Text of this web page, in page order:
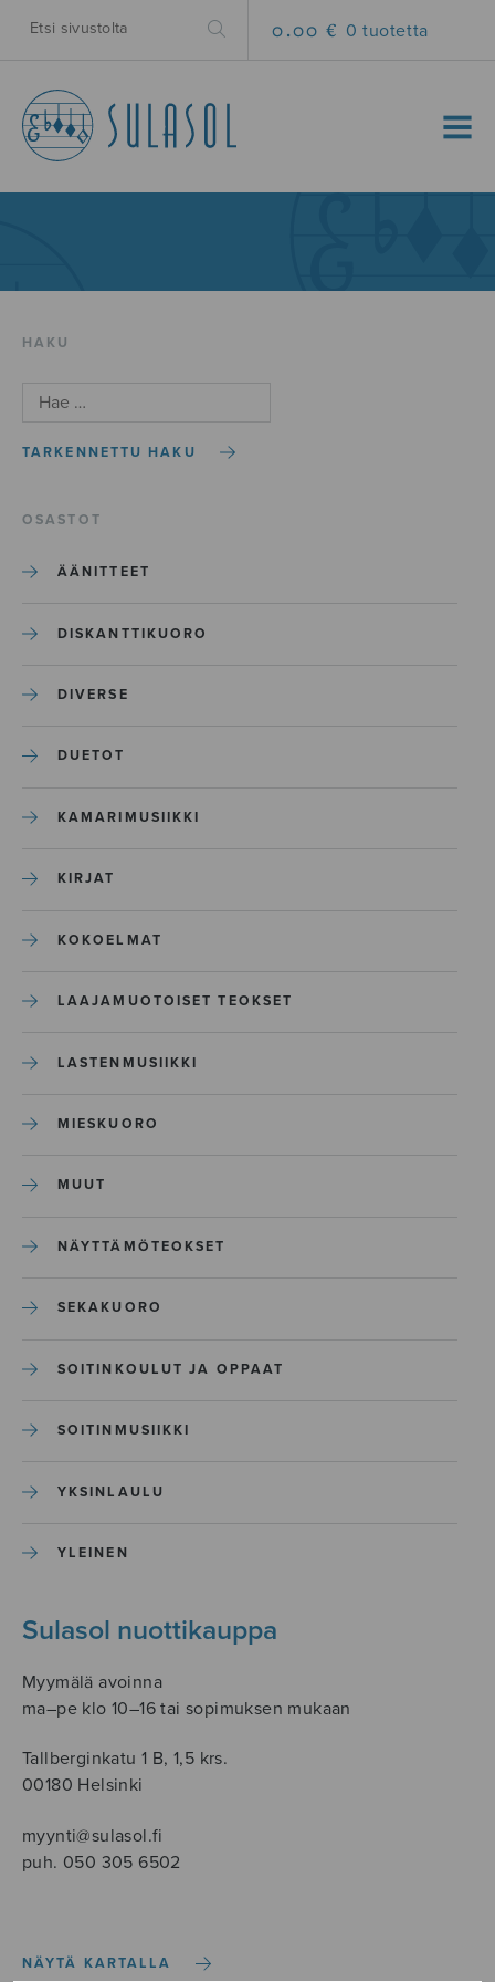
0.00 € 0 tuotetta
MENU
HAKU
TARKENNETTU HAKU
OSASTOT
ÄÄNITTEET
DISKANTTIKUORO
DIVERSE
DUETOT
KAMARIMUSIIKKI
KIRJAT
KOKOELMAT
LAAJAMUOTOISET TEOKSET
LASTENMUSIIKKI
MIESKUORO
MUUT
NÄYTTÄMÖTEOKSET
SEKAKUORO
SOITINKOULUT JA OPPAAT
SOITINMUSIIKKI
YKSINLAULU
YLEINEN
Sulasol nuottikauppa
Myymälä avoinna
ma–pe klo 10–16 tai sopimuksen mukaan
Tallberginkatu 1 B, 1,5 krs.
00180 Helsinki
myynti@sulasol.fi
puh. 050 305 6502
NÄYTÄ KARTALLA